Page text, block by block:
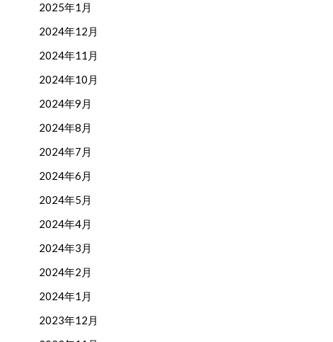
2025年1月
2024年12月
2024年11月
2024年10月
2024年9月
2024年8月
2024年7月
2024年6月
2024年5月
2024年4月
2024年3月
2024年2月
2024年1月
2023年12月